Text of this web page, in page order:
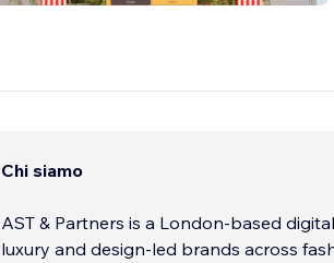
Chi siamo
AST & Partners is a London-based
luxury and design-led brands across